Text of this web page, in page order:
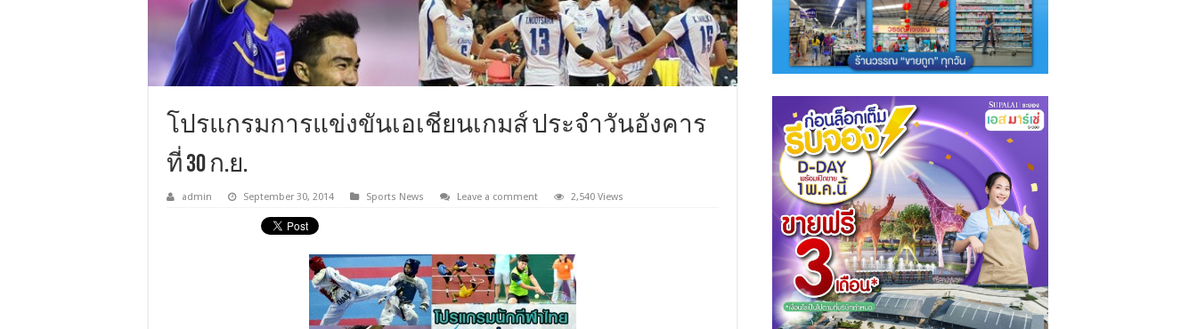
โปรแกรมการแข่งขันเอเชียนเกมส์ ประจำวันอังคาร
ที่ 30 ก.ย.
admin September 30, 2014 Sports News Leave a comment 2,540 Views